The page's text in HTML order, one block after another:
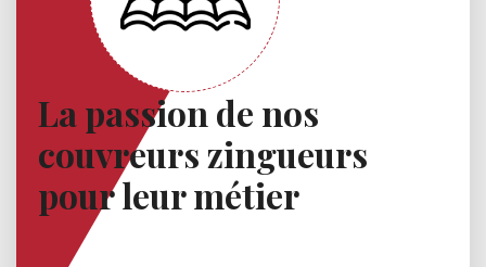
La passion de nos
couvreurs zingueurs
pour leur métier